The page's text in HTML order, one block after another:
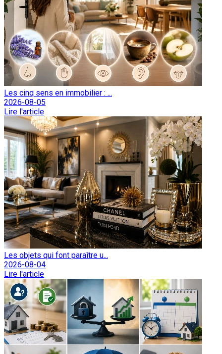
Les cinq sens en immobilier : ...
2026-08-05
Lire l'article
Les objets qui font paraître u...
2026-08-04
Lire l'article